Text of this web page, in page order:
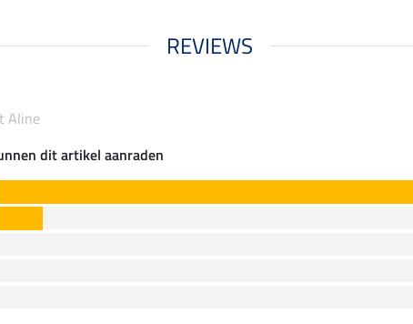
REVIEWS
Aline
dit artikel aanraden